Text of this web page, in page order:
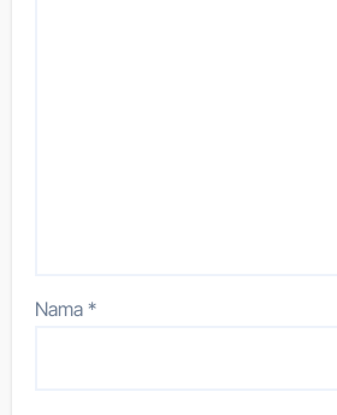
Nama*